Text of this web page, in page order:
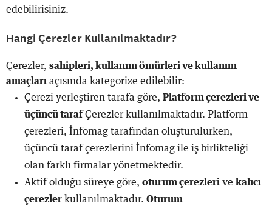
edebilirisiniz.
Hangi Çerezler Kullanılmaktadır?
Çerezler, sahipleri, kullanım ömürleri ve kullanım
amaçları açısında kategorize edilebilir:
Çerezi yerleştiren tarafa göre, Platform çerezleri ve
üçüncü tarafÇerezler kullanılmaktadır. Platform
çerezleri, İnfomag tarafından oluşturulurken,
üçüncü taraf çerezlerini İnfomag ile iş birlikteliği
olan farklı firmalar yönetmektedir.
Aktif olduğu süreye göre, oturum çerezleri ve kalıcı
çerezler kullanılmaktadır. Oturum